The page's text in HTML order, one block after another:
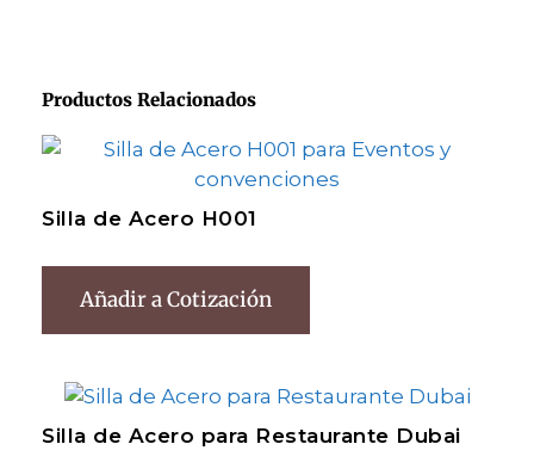
Productos Relacionados
Silla de Acero H001
Añadir a Cotización
Silla de Acero para Restaurante Dubai